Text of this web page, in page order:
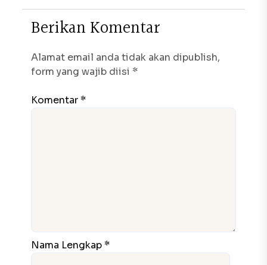
Berikan Komentar
Alamat email anda tidak akan dipublish,
form yang wajib diisi *
Komentar *
Nama Lengkap *